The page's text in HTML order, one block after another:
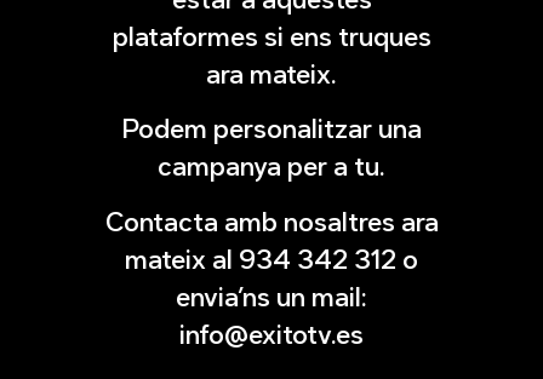
plataformes si ens truques
ara mateix.
Podem personalitzar una
campanya per a tu.
Contacta amb nosaltres ara
mateix al 934 342 312 o
envia’ns un mail:
info@exitotv.es